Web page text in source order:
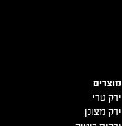
מוצרים
ירק טרי
ירק מצונן